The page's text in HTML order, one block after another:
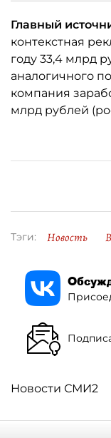
Главный
контекстная
году 33,4 млрд
аналогичного
компания
млрд рублей
Тэги: Новость
Новости СМИ2